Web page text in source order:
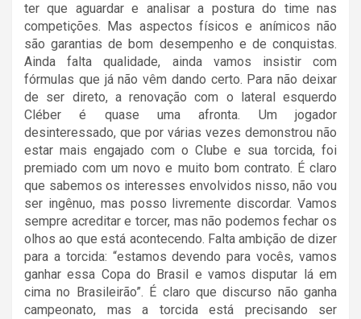
ter que aguardar e analisar a postura do time nas
competições. Mas aspectos físicos e anímicos não
são garantias de bom desempenho e de conquistas.
Ainda falta qualidade, ainda vamos insistir com
fórmulas que já não vêm dando certo. Para não deixar
de ser direto, a renovação com o lateral esquerdo
Cléber é quase uma afronta. Um jogador
desinteressado, que por várias vezes demonstrou não
estar mais engajado com o Clube e sua torcida, foi
premiado com um novo e muito bom contrato. É claro
que sabemos os interesses envolvidos nisso, não vou
ser ingênuo, mas posso livremente discordar. Vamos
sempre acreditar e torcer, mas não podemos fechar os
olhos ao que está acontecendo. Falta ambição de dizer
para a torcida: “estamos devendo para vocês, vamos
ganhar essa Copa do Brasil e vamos disputar lá em
cima no Brasileirão”. É claro que discurso não ganha
campeonato, mas a torcida está precisando ser